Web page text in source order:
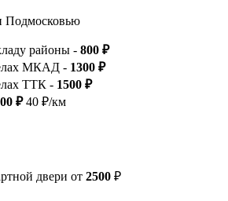
Подмосковью
районы - 800 ₽
МКАД - 1300 ₽
ТТК - 1500 ₽
₽40 ₽/км
двери от 2500 ₽